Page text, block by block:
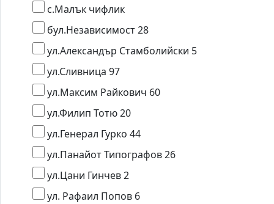
с.Малък чифлик
бул.Независимост 28
ул.Александър Стамболийски 5
ул.Сливница 97
ул.Максим Райкович 60
ул.Филип Тотю 20
ул.Генерал Гурко 44
ул.Панайот Типографов 26
ул.Цани Гинчев 2
ул. Рафаил Попов 6